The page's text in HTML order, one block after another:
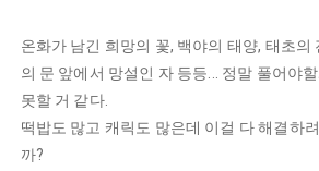
온화가 남긴 희망의 꽃, 백야의 태양, 태초의
의 문 앞에서 망설인 자 등등... 정말 풀어야
못할 거 같다.
떡밥도 많고 캐릭도 많은데 이걸 다 해결하
까?